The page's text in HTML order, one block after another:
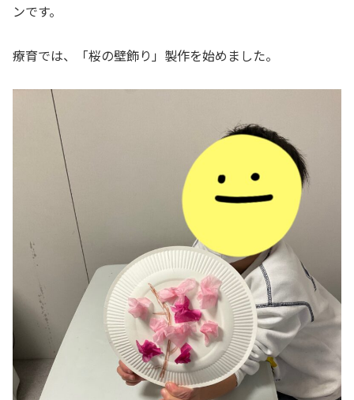
ンです。
療育では、「桜の壁飾り」製作を始めました。